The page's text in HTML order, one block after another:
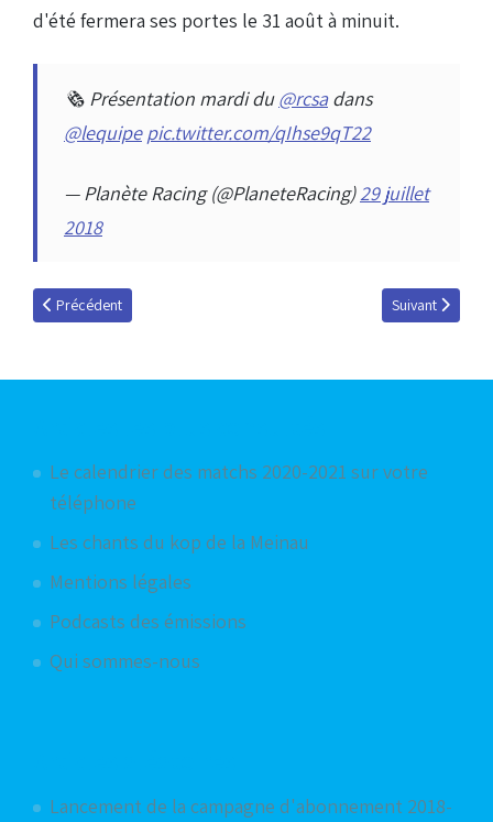
d'été fermera ses portes le 31 août à minuit.
🗞 Présentation mardi du@rcsadans
@lequipe pic.twitter.com/qIhse9qT22
— Planète Racing (@PlaneteRacing)29 juillet
2018
Article précédent : Koné pour Koné
Précédent Article suivant
Suivant
Le calendrier des matchs 2020-2021 sur votre
téléphone
Les chants du kop de la Meinau
Mentions légales
Podcasts des émissions
Qui sommes-nous
Lancement de la campagne d'abonnement 2018-